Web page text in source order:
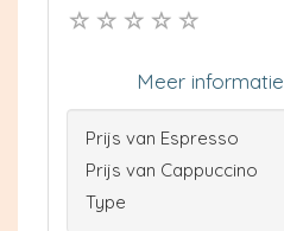
Meer informatie
Prijs van Espresso
Prijs van Cappuccino
Type